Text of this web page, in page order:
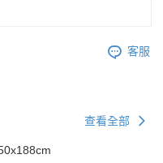
客服
查看全部